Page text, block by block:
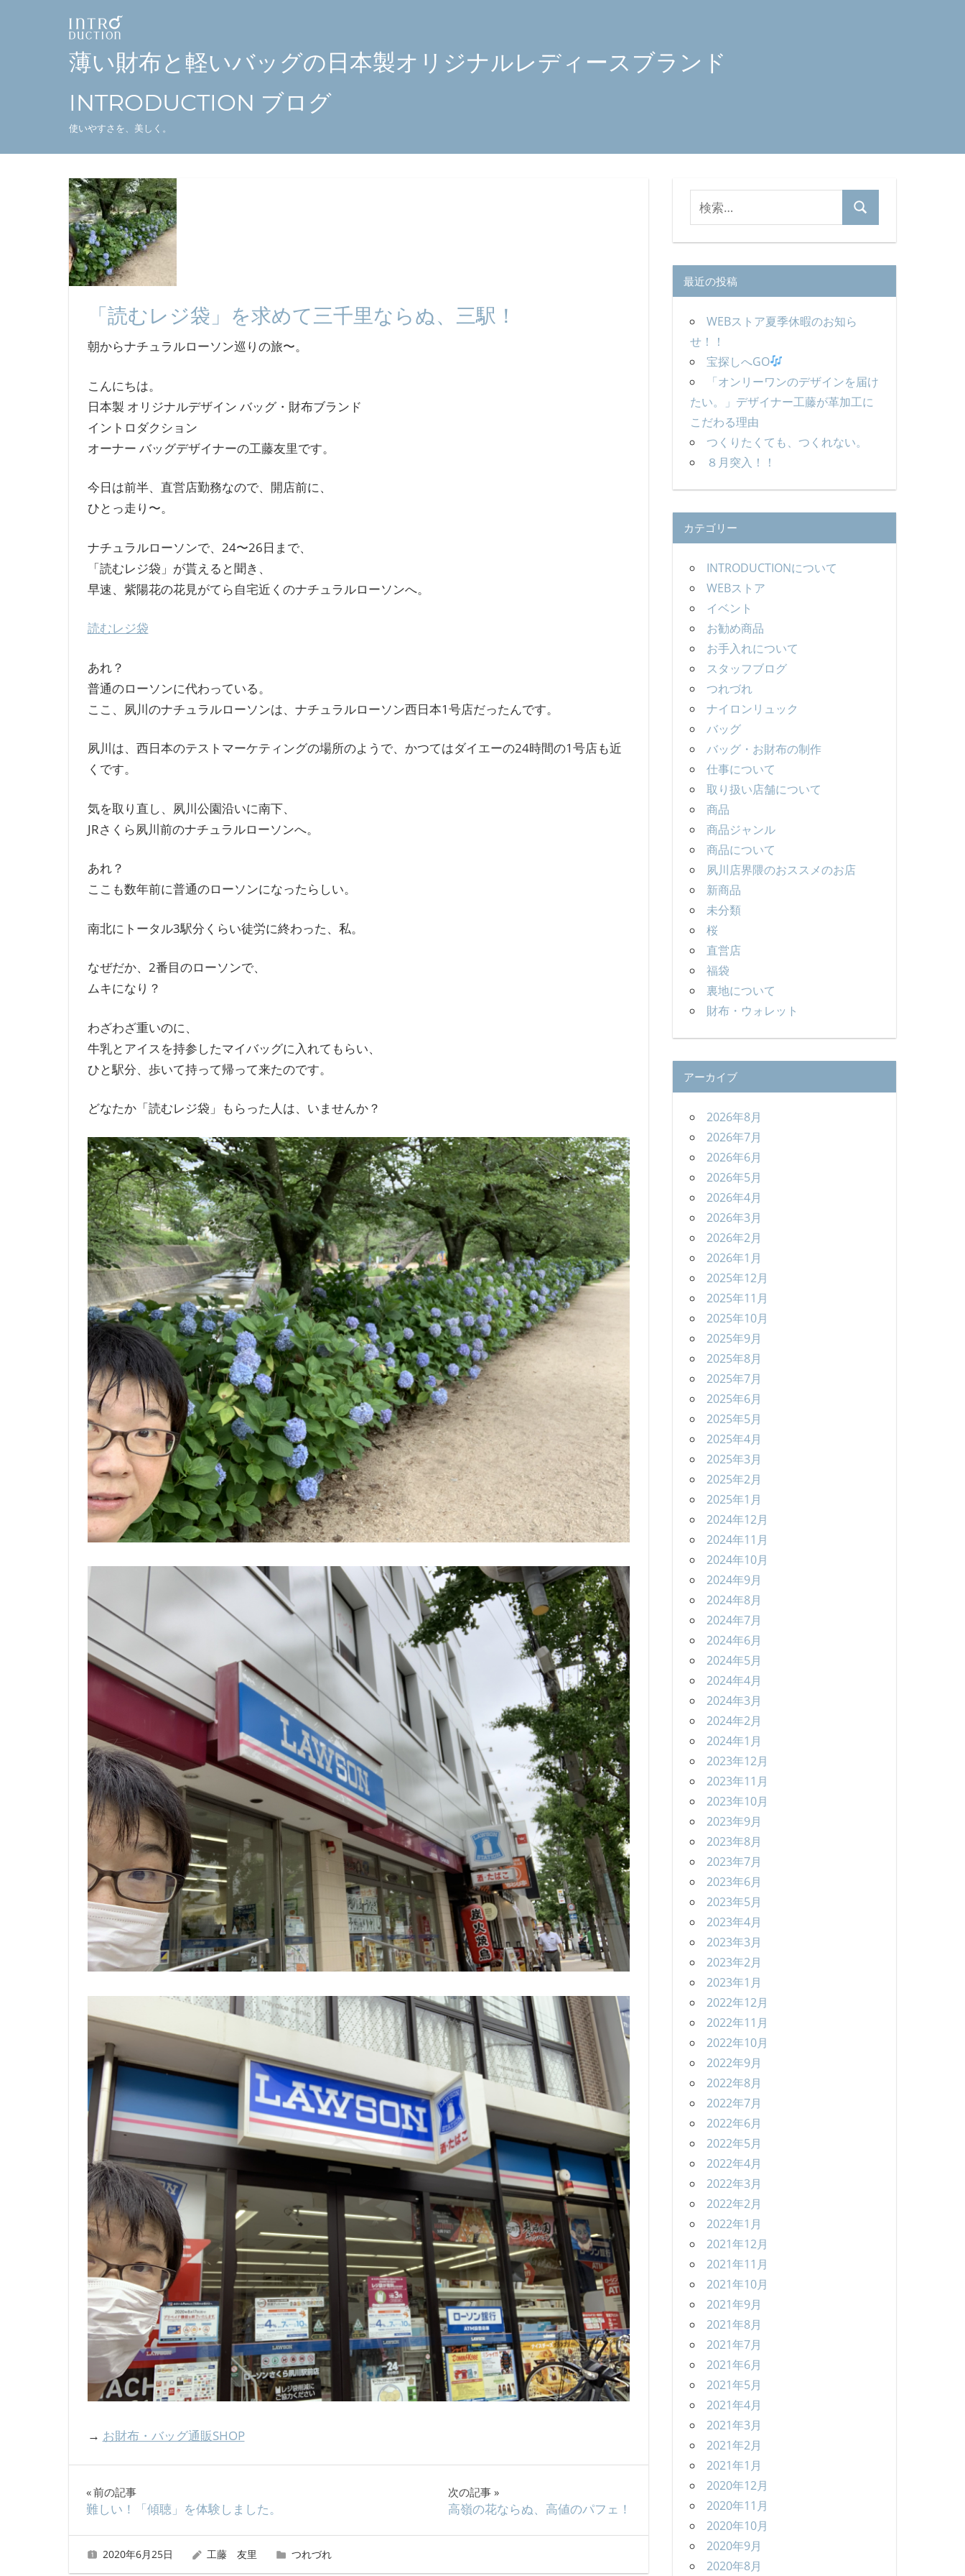
キ
薄い財布と軽いバッグの日本製オリジナルレディースブランド
INTRODUCTION ブログ
使いやすさを、美しく。
「読むレジ袋」を求めて三千里ならぬ、三駅！
朝からナチュラルローソン巡りの旅〜。
こんにちは。
日本製 オリジナルデザイン バッグ・財布ブランド
イントロダクション
オーナー バッグデザイナーの工藤友里です。
今日は前半、直営店勤務なので、開店前に、
ひとっ走り〜。
ナチュラルローソンで、24〜26日まで、
「読むレジ袋」が貰えると聞き、
早速、紫陽花の花見がてら自宅近くのナチュラルローソンへ。
読むレジ袋
あれ？
普通のローソンに代わっている。
ここ、夙川のナチュラルローソンは、ナチュラルローソン西日本1号店だったんです。
夙川は、西日本のテストマーケティングの場所のようで、かつてはダイエーの24時間の1号店も近
くです。
気を取り直し、夙川公園沿いに南下、
JRさくら夙川前のナチュラルローソンへ。
あれ？
ここも数年前に普通のローソンになったらしい。
南北にトータル3駅分くらい徒労に終わった、私。
なぜだか、2番目のローソンで、
ムキになり？
わざわざ重いのに、
牛乳とアイスを持参したマイバッグに入れてもらい、
ひと駅分、歩いて持って帰って来たのです。
どなたか「読むレジ袋」もらった人は、いませんか？
→ お財布・バッグ通販SHOP
投
稿
ナ
前の記事
難しい！「傾聴」を体験しました。
次の記事
高嶺の花ならぬ、高値のパフェ！
2020年6月25日 工藤 友里 つれづれ
対
検
最近の投稿
WEBストア夏季休暇のお知ら
せ！！
宝探しへGO
「オンリーワンのデザインを届け
たい。」デザイナー工藤が革加工に
こだわる理由
つくりたくても、つくれない。
８月突入！！
カテゴリー
INTRODUCTIONについて
WEBストア
イベント
お勧め商品
お手入れについて
スタッフブログ
つれづれ
ナイロンリュック
バッグ
バッグ・お財布の制作
仕事について
取り扱い店舗について
商品
商品ジャンル
商品について
夙川店界隈のおススメのお店
新商品
未分類
桜
直営店
福袋
裏地について
財布・ウォレット
アーカイブ
2026年8月
2026年7月
2026年6月
2026年5月
2026年4月
2026年3月
2026年2月
2026年1月
2025年12月
2025年11月
2025年10月
2025年9月
2025年8月
2025年7月
2025年6月
2025年5月
2025年4月
2025年3月
2025年2月
2025年1月
2024年12月
2024年11月
2024年10月
2024年9月
2024年8月
2024年7月
2024年6月
2024年5月
2024年4月
2024年3月
2024年2月
2024年1月
2023年12月
2023年11月
2023年10月
2023年9月
2023年8月
2023年7月
2023年6月
2023年5月
2023年4月
2023年3月
2023年2月
2023年1月
2022年12月
2022年11月
2022年10月
2022年9月
2022年8月
2022年7月
2022年6月
2022年5月
2022年4月
2022年3月
2022年2月
2022年1月
2021年12月
2021年11月
2021年10月
2021年9月
2021年8月
2021年7月
2021年6月
2021年5月
2021年4月
2021年3月
2021年2月
2021年1月
2020年12月
2020年11月
2020年10月
2020年9月
2020年8月